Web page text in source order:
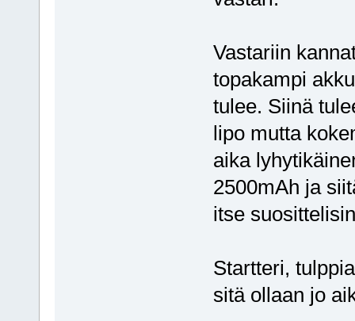
Vastariin
topakampi
tulee. Siinä
lipo mutta
aika
2500mAh ja
itse
Startteri,
sitä ollaan jo